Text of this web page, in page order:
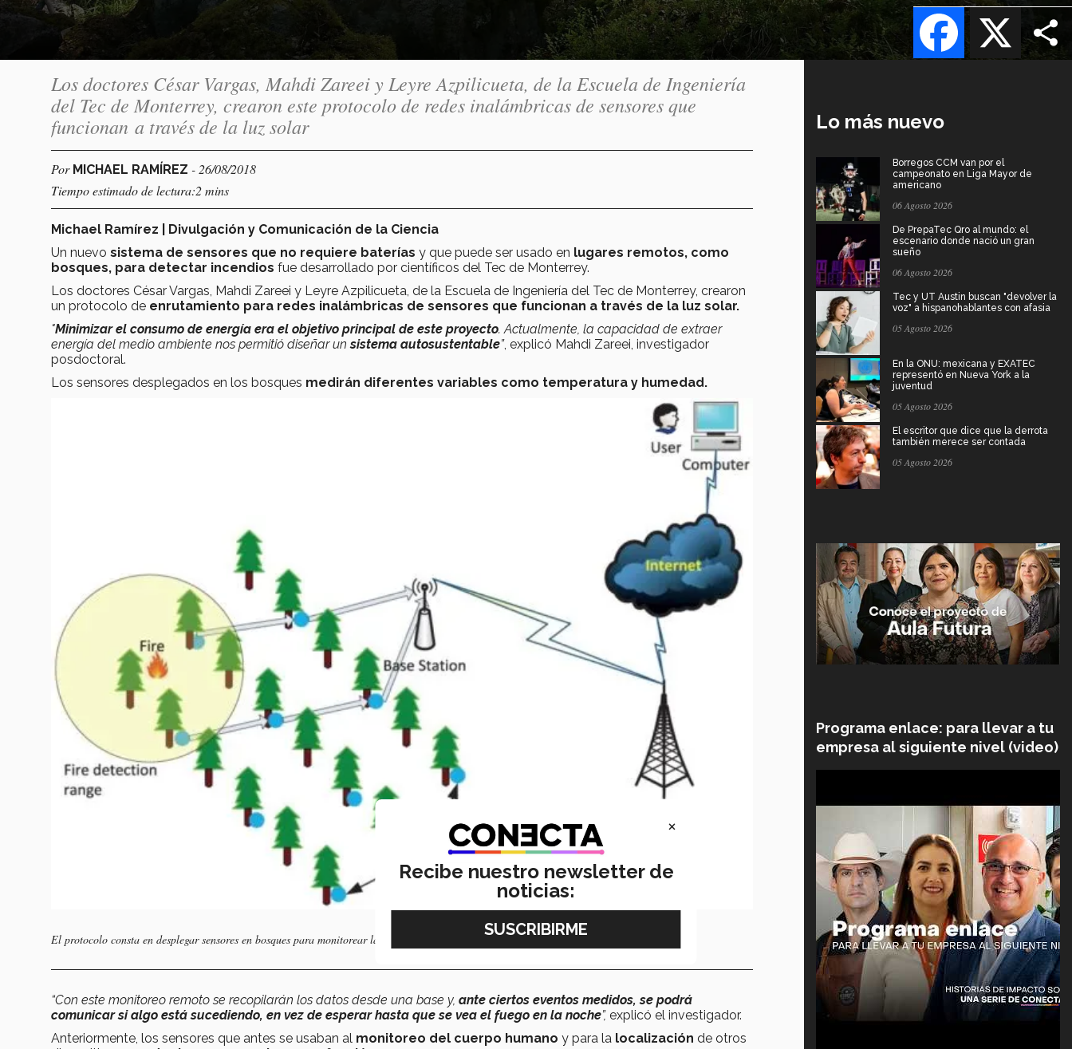
X
Facebook
Los doctores César Vargas, Mahdi Zareei y Leyre Azpilicueta, de la Escuela de Ingeniería
del Tec de Monterrey, crearon este protocolo de redes inalámbricas de sensores que
funcionan a través de la luz solar
Por MICHAEL RAMÍREZ - 26/08/2018
Tiempo estimado de lectura:2 mins
Michael Ramírez | Divulgación y Comunicación de la Ciencia
Un nuevo sistema de sensores que no requiere baterías y que puede ser usado en lugares remotos, como
bosques, para detectar incendios fue desarrollado por científicos del Tec de Monterrey.
Los doctores César Vargas, Mahdi Zareei y Leyre Azpilicueta, de la Escuela de Ingeniería del Tec de Monterrey, crearon
un protocolo de enrutamiento para redes inalámbricas de sensores que funcionan a través de la luz solar.
"Minimizar el consumo de energía era el objetivo principal de este proyecto. Actualmente, la capacidad de extraer
energía del medio ambiente nos permitió diseñar unsistema autosustentable”, explicó Mahdi Zareei, investigador
posdoctoral.
Los sensores desplegados en los bosques medirán diferentes variables como temperatura y humedad.
El protocolo consta en desplegar sensores en bosques para monitorear la temperatura y humedad.
“Con este monitoreo remoto se recopilarán los datos desde una base y, ante ciertos eventos medidos, se podrá
comunicar si algo está sucediendo, en vez de esperar hasta que se vea el fuego en la noche”, explicó el investigador.
Anteriormente, los sensores que antes se usaban al monitoreo del cuerpo humano y para la localización de otros
Lo más nuevo
Borregos CCM van por el
campeonato en Liga Mayor de
americano
06 Agosto 2026
De PrepaTec Qro al mundo: el
escenario donde nació un gran
sueño
06 Agosto 2026
Tec y UT Austin buscan "devolver la
voz" a hispanohablantes con afasia
05 Agosto 2026
En la ONU: mexicana y EXATEC
representó en Nueva York a la
juventud
05 Agosto 2026
El escritor que dice que la derrota
también merece ser contada
05 Agosto 2026
Programa enlace: para llevar a tu
empresa al siguiente nivel (video)
×
Recibe nuestro newsletter de
noticias: